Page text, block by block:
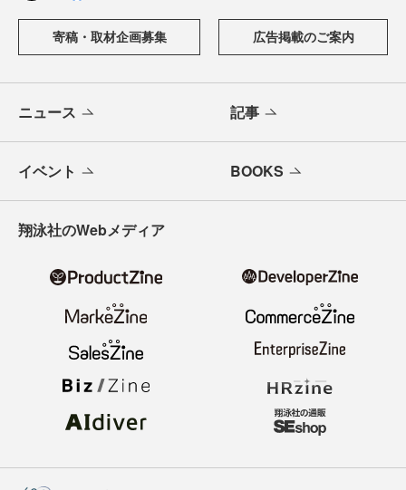
寄稿・取材企画募集 広告掲載のご案内
ニュース 記事
イベント BOOKS
翔泳社のWebメディア